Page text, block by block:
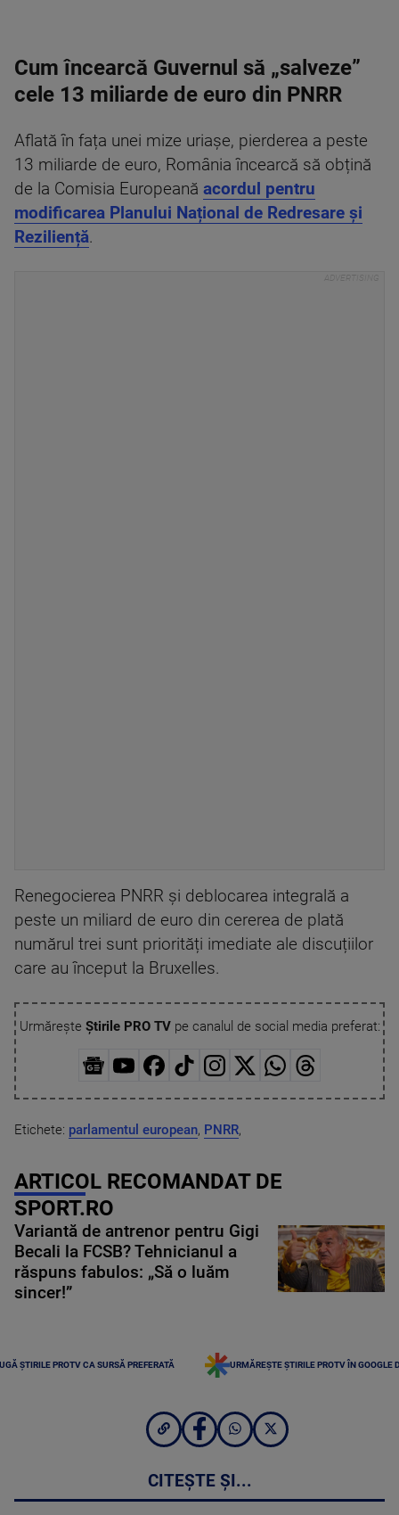
Cum încearcă Guvernul să „salveze”
cele 13 miliarde de euro din PNRR
Aflată în fața unei mize uriașe, pierderea a peste
13 miliarde de euro, România încearcă să obțină
de la Comisia Europeană acordul pentru
modificarea Planului Național de Redresare și
Reziliență.
Renegocierea PNRR și deblocarea integrală a
peste un miliard de euro din cererea de plată
numărul trei sunt priorități imediate ale discuțiilor
care au început la Bruxelles.
Urmărește Știrile PRO TVpe canalul de social media preferat:
Etichete: parlamentul european, PNRR,
ARTICOL RECOMANDAT DE
SPORT.RO
Variantă de antrenor pentru Gigi
Becali la FCSB? Tehnicianul a
răspuns fabulos: „Să o luăm
sincer!”
ȘTIRILE PROTV CA SURSĂ PREFERATĂ URMĂREȘTE ȘTIRILE PROTV ÎN GOOGLE
CITEȘTE ȘI...